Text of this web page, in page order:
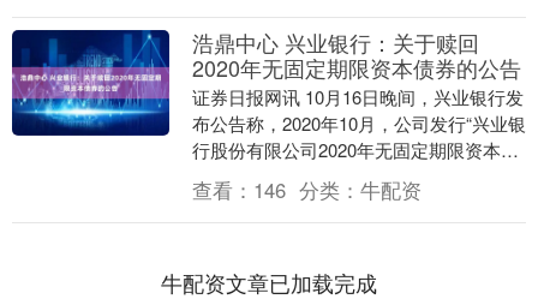
浩鼎中心 兴业银行：关于赎回
2020年无固定期限资本债券的公告
证券日报网讯 10月16日晚间，兴业银行发
布公告称，2020年10月，公司发行“兴业银
行股份有限公司2020年无固定期限资本债
券”（简称“本期债券”），发行规模....
查看： 146 分类： 牛配资
牛配资文章已加载完成